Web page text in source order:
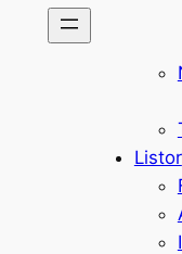
Listor